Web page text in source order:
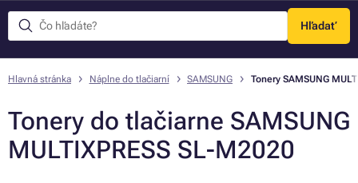
Hľadať
Menu
Hlavná stránka Náplne do tlačiarní SAMSUNG Tonery SAMSUNG
Tonery do tlačiarne SAMSUNG
MULTIXPRESS SL-M2020